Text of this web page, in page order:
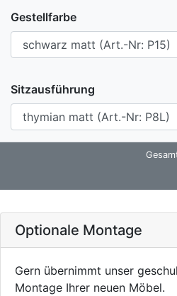
Gestellfarbe
Sitzausführung
Optionale Montage
Gern übernimmt unser
Montage Ihrer neuen Möbel.